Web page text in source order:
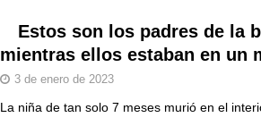
presidencial en ceremonia en Cali
[ 6 de agosto de 2026 ]
en la Arena USC y dará su primer
Estos son los padres de la
mientras ellos estaban en un
3 de enero de 2023
La niña de tan solo 7 meses murió en el